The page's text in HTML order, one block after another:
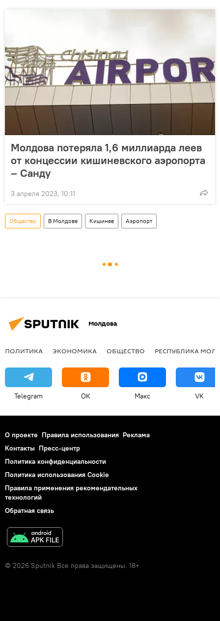
Молдова потеряла 1,6 миллиарда леев
от концессии кишиневского аэропорта
– Санду
3 апреля 2023, 10:11
Общество В Молдове Кишинев Аэропорт
Молдова
ПОЛИТИКА ЭКОНОМИКА ОБЩЕСТВО РЕСПУБЛИКА
Telegram OK Макс VK
О проекте Правила использования Реклама
Контакты Пресс-центр
Политика конфиденциальности
Политика использования Cookie
Правила применения рекомендательных
технологий
Обратная связь
© 2026 Sputnik Все права защищены. 18+